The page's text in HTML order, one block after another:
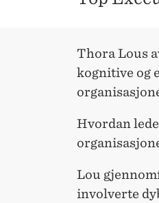
Thora Lous
kognitive og
Hvordan
Lou
involverte